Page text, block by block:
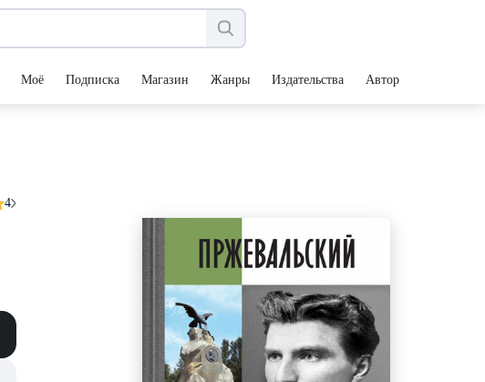
Моё Подписка Магазин Жанры Издательства Авторы
4